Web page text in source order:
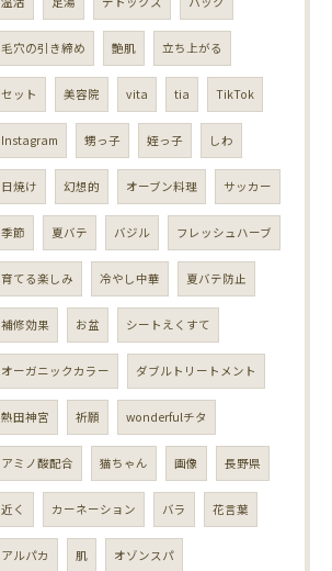
毛穴の引き締め 艶肌 立ち上がる
セット 美容院 vita tia TikTok
Instagram 甥っ子 姪っ子 しわ
日焼け 幻想的 オーブン料理 サッカー
季節 夏バテ バジル フレッシュハーブ
育てる楽しみ 冷やし中華 夏バテ防止
補修効果 お盆 シートえくすて
オーガニックカラー ダブルトリートメント
熱田神宮 祈願 wonderfulチタ
アミノ酸配合 猫ちゃん 画像 長野県
近く カーネーション バラ 花言葉
アルパカ 肌 オゾンスパ